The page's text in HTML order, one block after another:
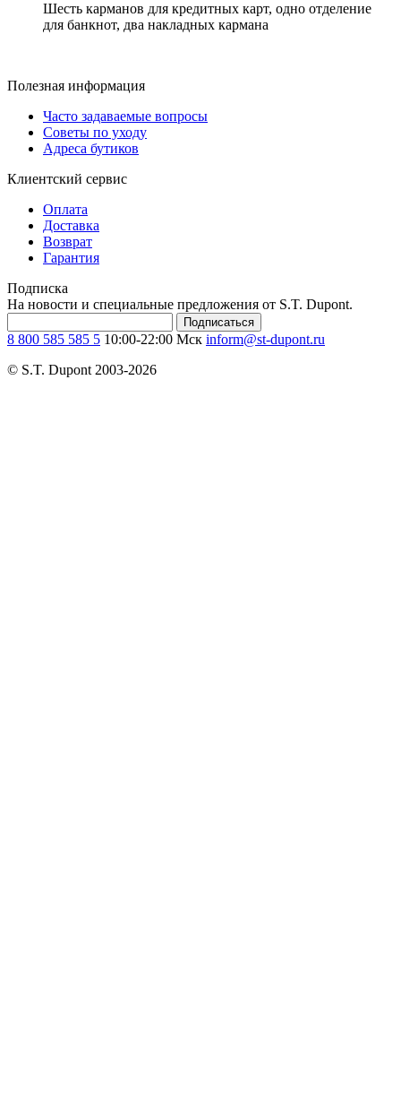
Шесть карманов для кредитных карт, одно отделение
для банкнот, два накладных кармана
Полезная информация
Часто задаваемые вопросы
Советы по уходу
Адреса бутиков
Клиентский сервис
Оплата
Доставка
Возврат
Гарантия
Подписка
На новости и специальные предложения от S.T. Dupont.
Подписаться
8 800 585 585 5 10:00-22:00 Мск inform@st-dupont.ru
© S.T. Dupont 2003-2026